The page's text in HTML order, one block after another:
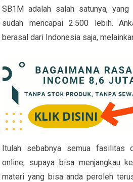
SB1M adalah salah satunya,
sudah mencapai 2.500 lebih.
berasal dari Indonesia saja,
Itulah sebabnya semua fasilitas
online, supaya bisa menjangkau
materi yang bisa anda peroleh